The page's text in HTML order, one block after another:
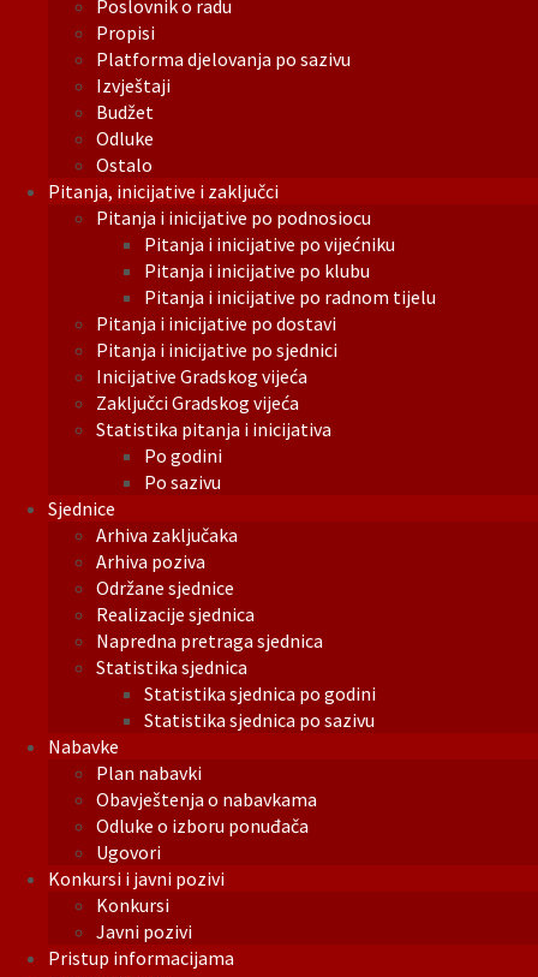
Poslovnik o radu
Propisi
Platforma djelovanja po sazivu
Izvještaji
Budžet
Odluke
Ostalo
Pitanja, inicijative i zaključci
Pitanja i inicijative po podnosiocu
Pitanja i inicijative po vijećniku
Pitanja i inicijative po klubu
Pitanja i inicijative po radnom tijelu
Pitanja i inicijative po dostavi
Pitanja i inicijative po sjednici
Inicijative Gradskog vijeća
Zaključci Gradskog vijeća
Statistika pitanja i inicijativa
Po godini
Po sazivu
Sjednice
Arhiva zaključaka
Arhiva poziva
Održane sjednice
Realizacije sjednica
Napredna pretraga sjednica
Statistika sjednica
Statistika sjednica po godini
Statistika sjednica po sazivu
Nabavke
Plan nabavki
Obavještenja o nabavkama
Odluke o izboru ponuđača
Ugovori
Konkursi i javni pozivi
Konkursi
Javni pozivi
Pristup informacijama